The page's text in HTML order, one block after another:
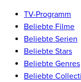
TV-Programm
Beliebte Filme
Beliebte Serien
Beliebte Stars
Beliebte Genres
Beliebte